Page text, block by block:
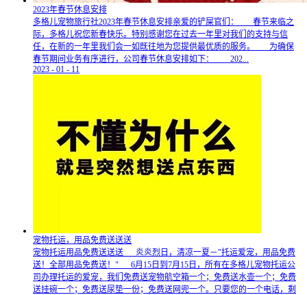
2023年春节休息安排
多格儿宠物旅行社2023年春节休息安排亲爱的铲屎官们： 春节来临之
际，多格儿祝您新春快乐。特别感谢您在过去一年里对我们的支持与信
任，在新的一年里我们会一如既往地为您提供最优质的服务。 为确保
春节期间业务有序进行，公司春节休息安排如下： 202...
2023 - 01 - 11
宠物托运，用品免费送送送
宠物托运用品免费送送送 炎炎烈日，清凉一夏－"托运爱宠，用品免费
送！全部用品免费送！" 6月15日到7月15日，所有在多格儿宠物托运公
司办理托运的爱宠，我们免费送宠物航空箱一个；免费送水壶一个；免费
送挂碗一个；免费送尿垫一份；免费送网兜一个。只要您的一个电话，剩